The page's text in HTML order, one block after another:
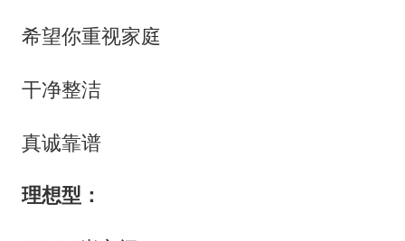
希望你重视家庭
干净整洁
真诚靠谱
理想型：